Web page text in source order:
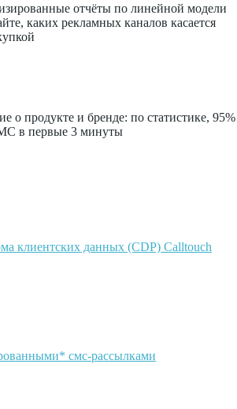
отчёты по линейной модели
каких рекламных каналов касается
о продукте и бренде: по статистике, 95%
в первые 3 минуты
клиентских данных (CDP) Calltouch
смс-рассылками